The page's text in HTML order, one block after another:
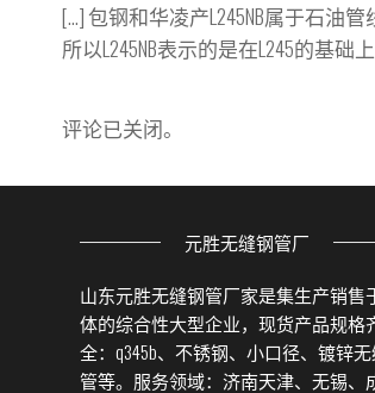
[…] 包钢和华凌产L245NB属于石油
所以L245NB表示的是在L245的基础
评论已关闭。
元胜无缝钢管厂
山东元胜无缝钢管厂家是集生产销售
体的综合性大型企业，现货产品规格
全：q345b、不锈钢、小口径、镀锌
管等。服务领域：济南天津、无锡、